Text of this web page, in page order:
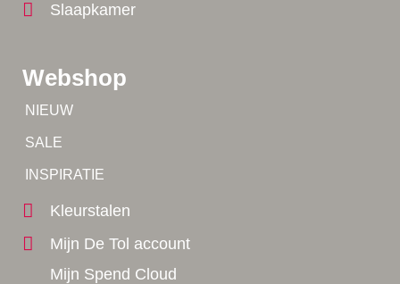
Webshop
NIEUW
SALE
INSPIRATIE
Kleurstalen
Mijn De Tol account
Mijn Spend Cloud
Slaapkamer